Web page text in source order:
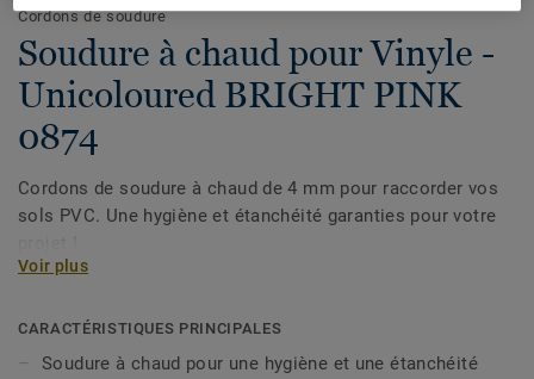
Cordons de soudure
Soudure à chaud pour Vinyle -
Unicoloured BRIGHT PINK
0874
Cordons de soudure à chaud de 4 mm pour raccorder vos
sols PVC. Une hygiène et étanchéité garanties pour votre
Voir plus
CARACTÉRISTIQUES PRINCIPALES
Soudure à chaud pour une hygiène et une étanchéité